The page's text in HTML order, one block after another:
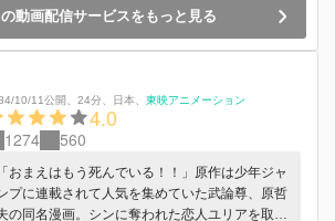
動画配信サービスをもっと見る
10/11公開 24分 日本 東映アニメーション
4.0
1274 560
「おまえはもう死んでいる！！」原作は少年ジャ
プに連載されて人気を集めていた武論尊、原哲
の同名漫画。シンに奪われた恋人ユリアを取り